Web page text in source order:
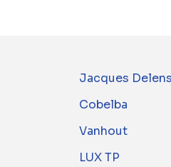
Jacques Delens
Cobelba
Vanhout
LUX TP